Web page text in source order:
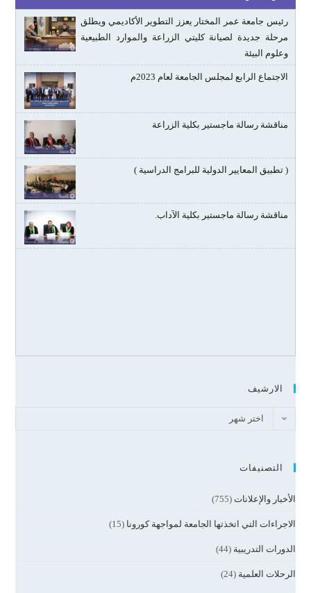
رئيس جامعة عمر المختار يعزز التطوير الأكاديمي ويطلق
مرحلة جديدة لصيانة كليتي الزراعة والموارد الطبيعية
وعلوم البيئة
الاجتماع الرابع لمجلس الجامعة لعام 2023م
مناقشة رسالة ماجستير بكلية الزراعة
( تطبيق المعايير الدولية للبرامج الدراسية )
مناقشة رسالة ماجستير بكلية الآداب.
الارشيف
اختر شهر
التصنيفات
الأخبار والإعلانات (755)
الاجراءات التي اتخذتها الجامعة لمواجهة كورونا (15)
الدورات التدريبية (44)
الرحلات العلمية (24)